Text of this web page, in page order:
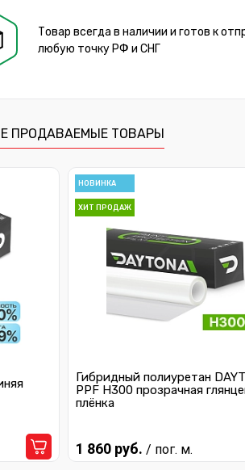
Товар всегда в наличии и готов к
любую точку РФ и СНГ
ПРОДАВАЕМЫЕ ТОВАРЫ
НОВИНКА
ХИТ ПРОДАЖ
Гибридный полиуретан
PPF H300 прозрачная
плёнка
1 860 руб. / пог. м.